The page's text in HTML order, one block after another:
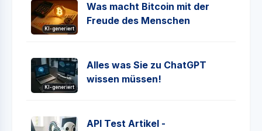
KI-generiert
Was macht Bitcoin mit der
Freude des Menschen
KI-generiert
Alles was Sie zu ChatGPT
wissen müssen!
API Test Artikel -